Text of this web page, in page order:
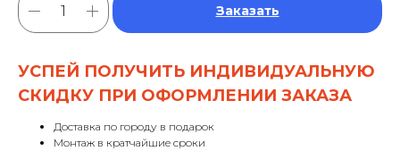
Заказать
УСПЕЙ ПОЛУЧИТЬ ИНДИВИДУАЛЬНУЮ
СКИДКУ ПРИ ОФОРМЛЕНИИ ЗАКАЗА
Доставка по городу в подарок
Монтаж в кратчайшие сроки